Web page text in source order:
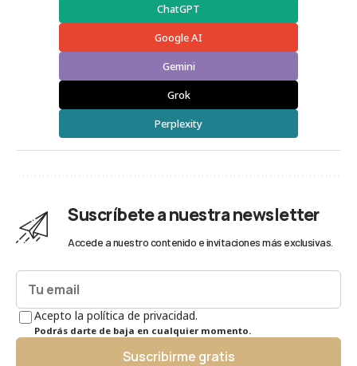
ChatGPT
Google AI
Gemini
Grok
Perplexity
Suscríbete a nuestra newsletter
Accede a nuestro contenido e invitaciones más exclusivas.
Acepto la política de privacidad.
Podrás darte de baja en cualquier momento.
Suscribirme gratis